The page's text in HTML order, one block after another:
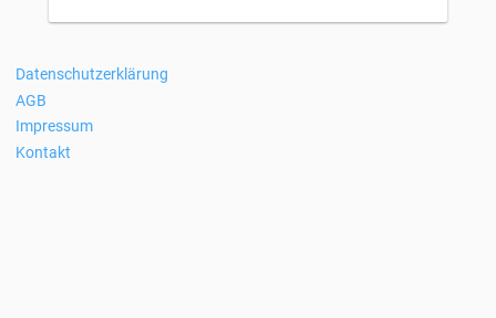
Footer
Navigation
Datenschutzerklärung
AGB
Impressum
Kontakt